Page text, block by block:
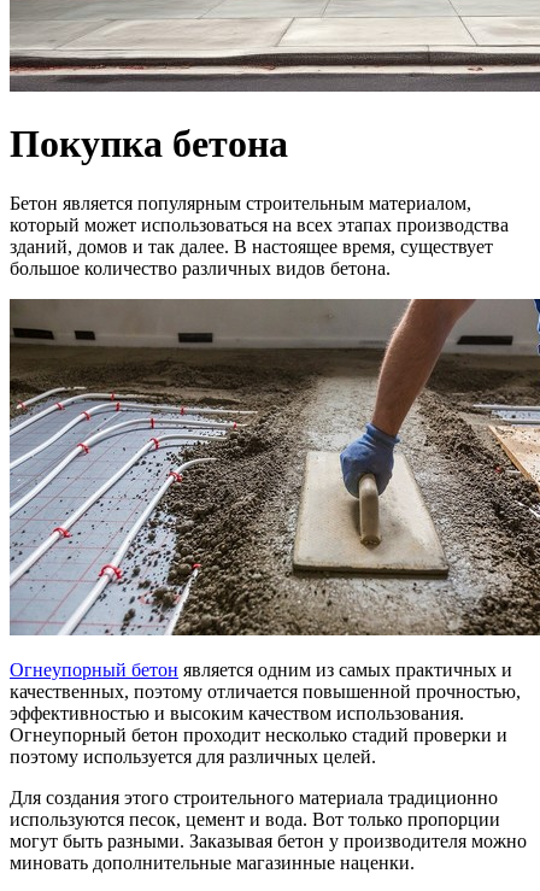
Покупка бетона
Бетон является популярным строительным материалом,
который может использоваться на всех этапах производства
зданий, домов и так далее. В настоящее время, существует
большое количество различных видов бетона.
Огнеупорный бетон является одним из самых практичных и
качественных, поэтому отличается повышенной прочностью,
эффективностью и высоким качеством использования.
Огнеупорный бетон проходит несколько стадий проверки и
поэтому используется для различных целей.
Для создания этого строительного материала традиционно
используются песок, цемент и вода. Вот только пропорции
могут быть разными. Заказывая бетон у производителя можно
миновать дополнительные магазинные наценки.